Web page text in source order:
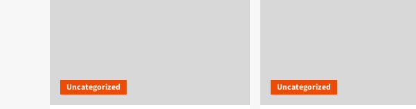
Uncategorized Uncategorized